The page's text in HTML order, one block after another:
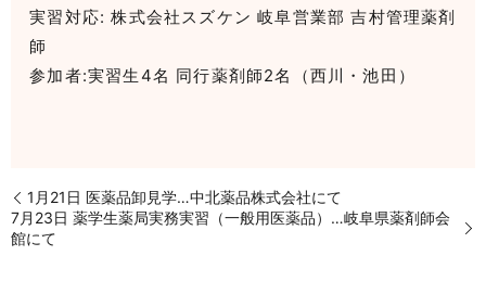
実習対応: 株式会社スズケン 岐阜営業部 吉村管理薬剤
師
参加者:実習生4名 同行薬剤師2名（西川・池田）
1月21日 医薬品卸見学…中北薬品株式会社にて
7月23日 薬学生薬局実務実習（一般用医薬品）…岐阜県薬剤師会
館にて